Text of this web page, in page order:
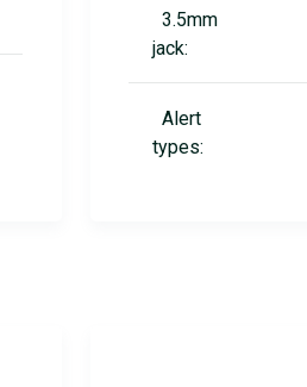
3.5mm
jack:
Alert
types: